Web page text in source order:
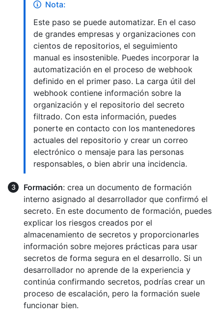
Nota:
Este paso se puede automatizar. En el caso
de grandes empresas y organizaciones con
cientos de repositorios, el seguimiento
manual es insostenible. Puedes incorporar la
automatización en el proceso de webhook
definido en el primer paso. La carga útil del
webhook contiene información sobre la
organización y el repositorio del secreto
filtrado. Con esta información, puedes
ponerte en contacto con los mantenedores
actuales del repositorio y crear un correo
electrónico o mensaje para las personas
responsables, o bien abrir una incidencia.
Formación: crea un documento de formación
interno asignado al desarrollador que confirmó el
secreto. En este documento de formación, puedes
explicar los riesgos creados por el
almacenamiento de secretos y proporcionarles
información sobre mejores prácticas para usar
secretos de forma segura en el desarrollo. Si un
desarrollador no aprende de la experiencia y
continúa confirmando secretos, podrías crear un
proceso de escalación, pero la formación suele
funcionar bien.